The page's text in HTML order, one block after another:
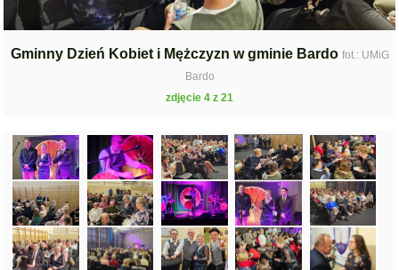
Gminny Dzień Kobiet i Mężczyzn w gminie Bardo fot.: UMiG
Bardo
zdjęcie 4 z 21